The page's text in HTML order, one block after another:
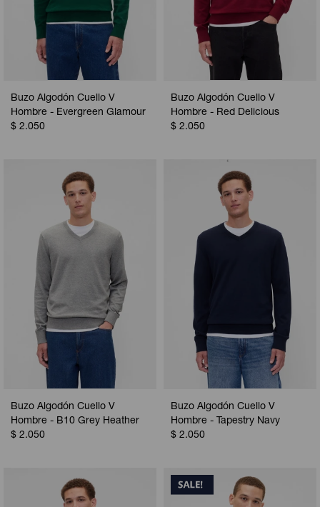
Buzo Algodón Cuello V
Hombre - Evergreen Glamour
$ 2.050
Buzo Algodón Cuello V
Hombre - Red Delicious
$ 2.050
Buzo Algodón Cuello V
Hombre - B10 Grey Heather
$ 2.050
Buzo Algodón Cuello V
Hombre - Tapestry Navy
$ 2.050